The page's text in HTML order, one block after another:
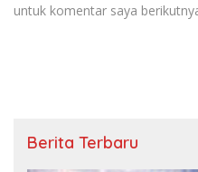
untuk komentar saya
Berita Terbaru